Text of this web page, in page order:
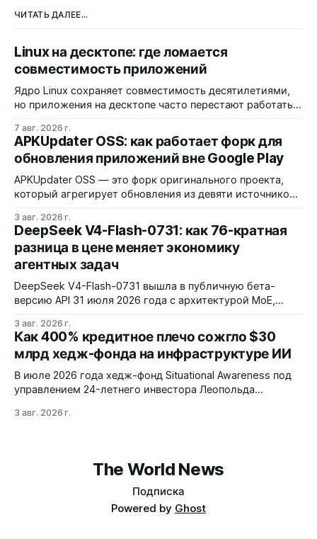
ЧИТАТЬ ДАЛЕЕ...
Linux на десктопе: где ломается
совместимость приложений
Ядро Linux сохраняет совместимость десятилетиями,
но приложения на десктопе часто перестают работать
Разработчики обвиняют GNOME и дистрибутивы в
создании искусственных барьеров, а пользователи
платят за это нестабильностью.
7 авг. 2026 г.
APKUpdater OSS: как работает форк для
обновления приложений вне Google Play
APKUpdater OSS — это форк оригинального проекта,
который агрегирует обновления из девяти источников,
установку через Session Installer, Root или Shizuku, но
требует ручной проверки безопасности APK и зависит
от качества метаданных в источниках.
3 авг. 2026 г.
DeepSeek V4-Flash-0731: как 76-кратная
разница в цене меняет экономику
агентных задач
DeepSeek V4-Flash-0731 вышла в публичную бета-
версию API 31 июля 2026 года с архитектурой MoE,
1M токенов. При типичной агентной нагрузке модель
обходится в $0,0096 за запуск против $0,7324 у Claude
Opus 4.8, но уступает в задачах с vision и comp…
3 авг. 2026 г.
Как 400% кредитное плечо сожгло $30
млрд хедж-фонда на инфраструктуре ИИ
В июле 2026 года хедж-фонд Situational Awareness под
управлением 24-летнего инвестора Леопольда
потеряв $30 млрд за месяц. Причина — маржин-коллы
3 авг. 2026 г.
The World News
Подписка
Powered by Ghost